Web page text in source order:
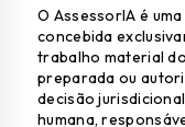
O AssessorIA é
concebida
trabalho material
preparada ou
decisão
humana,